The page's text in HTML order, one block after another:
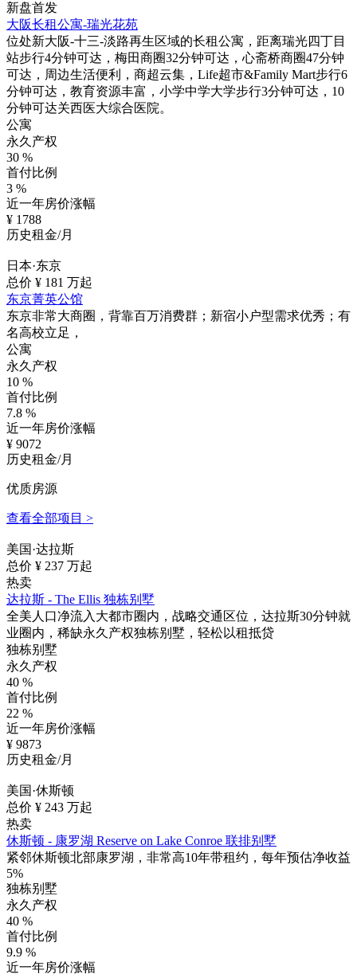
新盘首发
大阪长租公寓-瑞光花苑
位处新大阪-十三-淡路再生区域的长租公寓，距离瑞光四丁目
站步行4分钟可达，梅田商圈32分钟可达，心斋桥商圈47分钟
可达，周边生活便利，商超云集，Life超市&Family Mart步行6
分钟可达，教育资源丰富，小学中学大学步行3分钟可达，10
分钟可达关西医大综合医院。
公寓
永久产权
30 %
首付比例
3 %
近一年房价涨幅
¥ 1788
历史租金/月
日本·东京
总价 ¥ 181 万起
东京菁英公馆
东京非常大商圈，背靠百万消费群；新宿小户型需求优秀；有
名高校立足，
公寓
永久产权
10 %
首付比例
7.8 %
近一年房价涨幅
¥ 9072
历史租金/月
优质房源
查看全部项目 >
美国·达拉斯
总价 ¥ 237 万起
热卖
达拉斯 - The Ellis 独栋别墅
全美人口净流入大都市圈内，战略交通区位，达拉斯30分钟就
业圈内，稀缺永久产权独栋别墅，轻松以租抵贷
独栋别墅
永久产权
40 %
首付比例
22 %
近一年房价涨幅
¥ 9873
历史租金/月
美国·休斯顿
总价 ¥ 243 万起
热卖
休斯顿 - 康罗湖 Reserve on Lake Conroe 联排别墅
紧邻休斯顿北部康罗湖，非常高10年带租约，每年预估净收益
5%
独栋别墅
永久产权
40 %
首付比例
9.9 %
近一年房价涨幅